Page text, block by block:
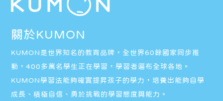
關於KUMON
KUMON是世界知名的教育品牌，全世界60餘國家同步推
動，400多萬名學生正在學習，學習者遍布全球各地。
KUMON學習法能夠確實提昇孩子的學力，培養出能夠自學
成長、積極自信、勇於挑戰的學習態度與能力。